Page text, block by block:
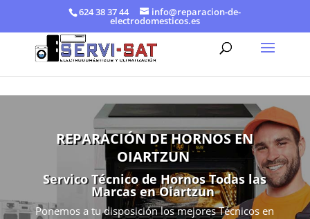
624 38 37 44 info@reparacion-de-
electrodomesticos.es
REPARACIÓN DE HORNOS EN
OIARTZUN
Servico Técnico de Hornos Todas las
Marcas en Oiartzun
Ponemos a tu disposición los mejores Técnicos en